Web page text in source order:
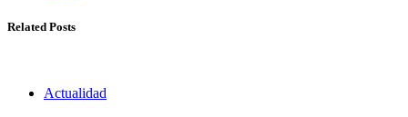
Related Posts
Actualidad